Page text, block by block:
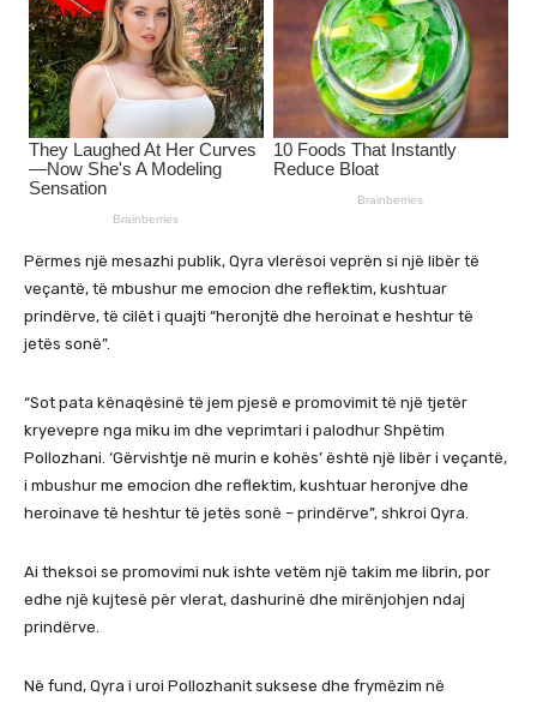
Përmes një mesazhi publik, Qyra vlerësoi veprën si një libër të
veçantë, të mbushur me emocion dhe reflektim, kushtuar
prindërve, të cilët i quajti “heronjtë dhe heroinat e heshtur të
jetës sonë”.
“Sot pata kënaqësinë të jem pjesë e promovimit të një tjetër
kryevepre nga miku im dhe veprimtari i palodhur Shpëtim
Pollozhani. ‘Gërvishtje në murin e kohës’ është një libër i veçantë,
i mbushur me emocion dhe reflektim, kushtuar heronjve dhe
heroinave të heshtur të jetës sonë – prindërve”, shkroi Qyra.
Ai theksoi se promovimi nuk ishte vetëm një takim me librin, por
edhe një kujtesë për vlerat, dashurinë dhe mirënjohjen ndaj
prindërve.
Në fund, Qyra i uroi Pollozhanit suksese dhe frymëzim në